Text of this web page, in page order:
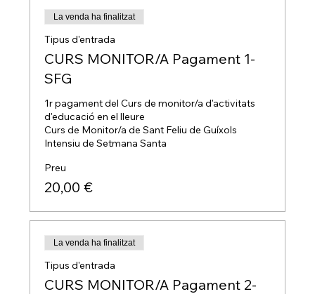
La venda ha finalitzat
Tipus d'entrada
CURS MONITOR/A Pagament 1-
SFG
1r pagament del Curs de monitor/a d'activitats
d'educació en el lleure
Curs de Monitor/a de Sant Feliu de Guíxols
Intensiu de Setmana Santa
Preu
20,00 €
La venda ha finalitzat
Tipus d'entrada
CURS MONITOR/A Pagament 2-